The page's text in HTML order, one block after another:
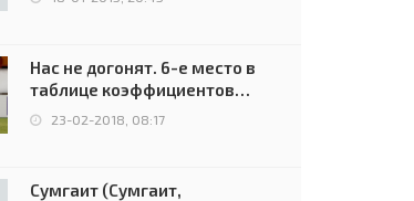
Нас не догонят. 6-е место в
таблице коэффициентов
УЕФА остаётся за Россией
23-02-2018, 08:17
Сумгаит (Сумгаит,